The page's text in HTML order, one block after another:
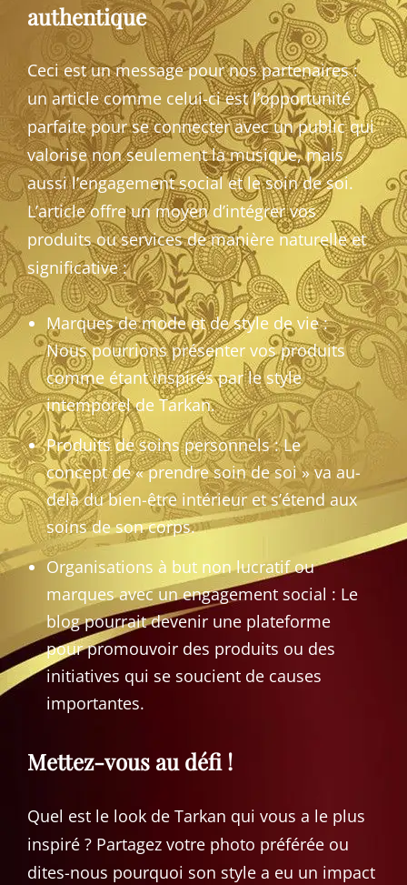
authentique
Ceci est un message pour nos partenaires :
un article comme celui-ci est l’opportunité
parfaite pour se connecter avec un public qui
valorise non seulement la musique, mais
aussi l’engagement social et le soin de soi.
L’article offre un moyen d’intégrer vos
produits ou services de manière naturelle et
significative :
Marques de mode et de style de vie :
Nous pourrions présenter vos produits
comme étant inspirés par le style
intemporel de Tarkan.
Produits de soins personnels : Le
concept de « prendre soin de soi » va au-
delà du bien-être intérieur et s’étend aux
soins de son corps.
Organisations à but non lucratif ou
marques avec un engagement social : Le
blog pourrait devenir une plateforme
pour promouvoir des produits ou des
initiatives qui se soucient de causes
importantes.
Mettez-vous au défi !
Quel est le look de Tarkan qui vous a le plus
inspiré ? Partagez votre photo préférée ou
dites-nous pourquoi son style a eu un impact